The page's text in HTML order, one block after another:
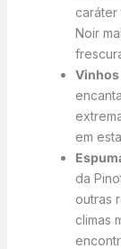
caráter
Noir
Vinhos
em
da
outras
climas